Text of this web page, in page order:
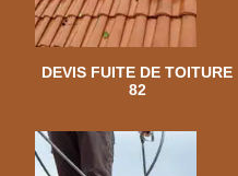
DEVIS FUITE DE TOITURE
82